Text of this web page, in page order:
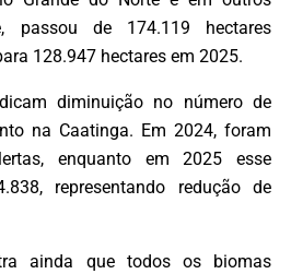
passou de 174.119 hectares
128.947 hectares em 2025.
diminuição no número de
na Caatinga. Em 2024, foram
enquanto em 2025 esse
representando redução de
ainda que todos os biomas